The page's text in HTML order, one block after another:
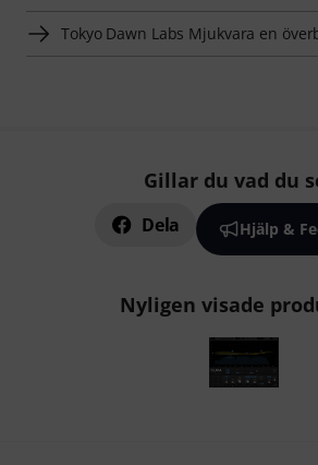
Tokyo Dawn Labs Mjukvara en
Gillar du vad du
Dela Hjälp &
Nyligen visade